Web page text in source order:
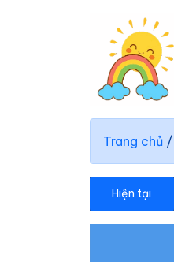
Trang chủ /
Hiện tại